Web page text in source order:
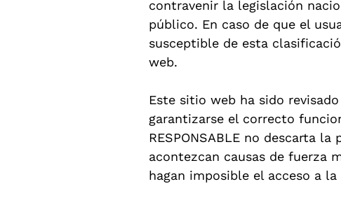
contravenir la legislación
público. En caso de que el
susceptible de esta
web.
Este sitio web ha sido
garantizarse el correcto
RESPONSABLE no descarta
acontezcan causas de fuerza
hagan imposible el acceso a la